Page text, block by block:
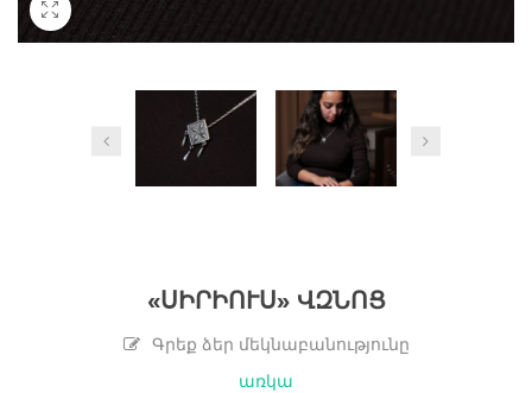
«ՍԻՐԻՈՒՍ» ՎԶՆՈՑ
Գրեք ձեր մեկնաբանությունը
առկա